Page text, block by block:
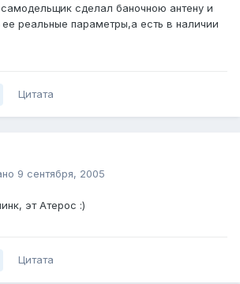
сделал баночною антену и
ее реальные параметры,а есть в наличии
Цитата
9 сентября, 2005
эт Атерос :)
Цитата